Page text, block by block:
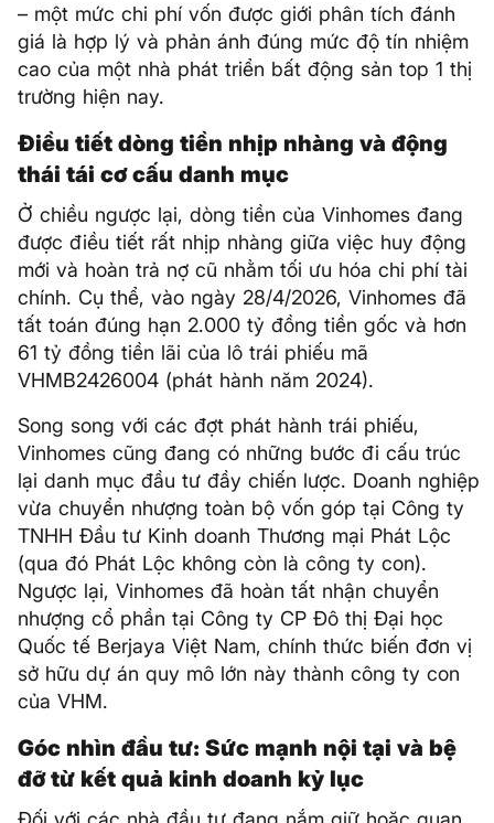
– một mức chi phí vốn được giới phân tích đánh
giá là hợp lý và phản ánh đúng mức độ tín nhiệm
cao của một nhà phát triển bất động sản top 1 thị
trường hiện nay.
Điều tiết dòng tiền nhịp nhàng và động
thái tái cơ cấu danh mục
Ở chiều ngược lại, dòng tiền của Vinhomes đang
được điều tiết rất nhịp nhàng giữa việc huy động
mới và hoàn trả nợ cũ nhằm tối ưu hóa chi phí tài
chính. Cụ thể, vào ngày 28/4/2026, Vinhomes đã
tất toán đúng hạn 2.000 tỷ đồng tiền gốc và hơn
61 tỷ đồng tiền lãi của lô trái phiếu mã
VHMB2426004 (phát hành năm 2024).
Song song với các đợt phát hành trái phiếu,
Vinhomes cũng đang có những bước đi cấu trúc
lại danh mục đầu tư đầy chiến lược. Doanh nghiệp
vừa chuyển nhượng toàn bộ vốn góp tại Công ty
TNHH Đầu tư Kinh doanh Thương mại Phát Lộc
(qua đó Phát Lộc không còn là công ty con).
Ngược lại, Vinhomes đã hoàn tất nhận chuyển
nhượng cổ phần tại Công ty CP Đô thị Đại học
Quốc tế Berjaya Việt Nam, chính thức biến đơn vị
sở hữu dự án quy mô lớn này thành công ty con
của VHM.
Góc nhìn đầu tư: Sức mạnh nội tại và bệ
đỡ từ kết quả kinh doanh kỷ lục